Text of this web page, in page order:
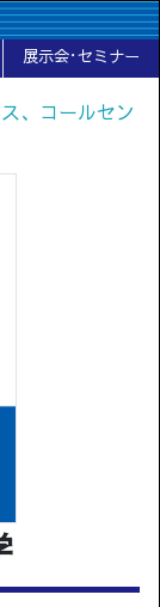
展示会･セミナー
、コールセン